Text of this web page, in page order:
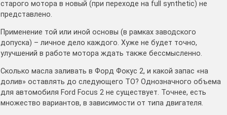
старого мотора в новый (при переходе на full synthetic) не
представлено.
Применение той или иной основы (в рамках заводского
допуска) – личное дело каждого. Хуже не будет точно,
улучшений в работе мотора ждать также бессмысленно.
Сколько масла заливать в Форд Фокус 2, и какой запас «на
долив» оставлять до следующего ТО? Однозначного объема
для автомобиля Ford Focus 2 не существует. Точнее, есть
множество вариантов, в зависимости от типа двигателя.